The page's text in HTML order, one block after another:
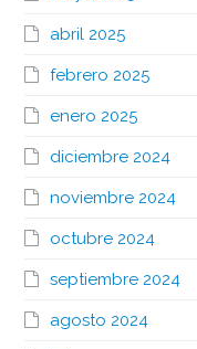
abril 2025
febrero 2025
enero 2025
diciembre 2024
noviembre 2024
octubre 2024
septiembre 2024
agosto 2024